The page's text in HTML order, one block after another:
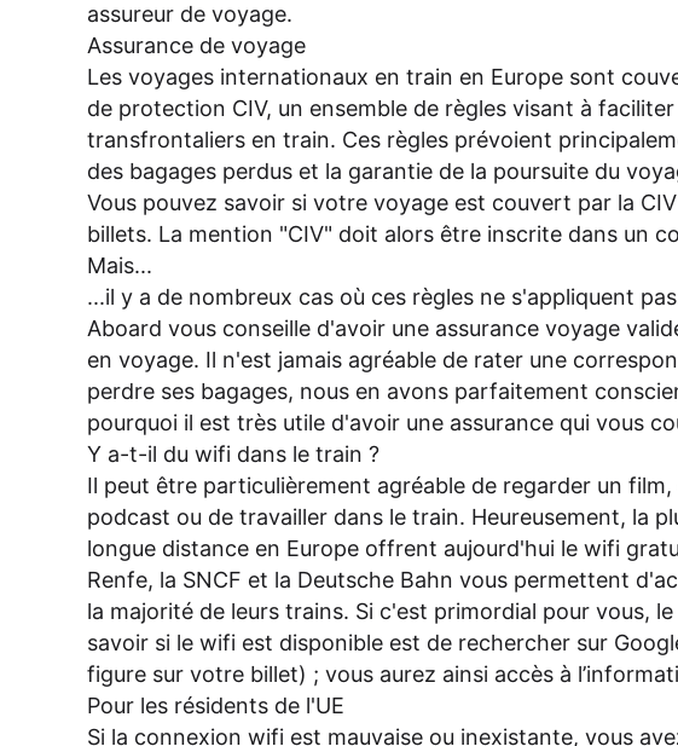
assureur de voyage.
Assurance de voyage
Les voyages internationaux en train en Europe sont
de protection CIV, un ensemble de règles visant à
transfrontaliers en train. Ces règles prévoient
des bagages perdus et la garantie de la poursuite du
Vous pouvez savoir si votre voyage est couvert par la
billets. La mention "CIV" doit alors être inscrite dans un
Mais...
...il y a de nombreux cas où ces règles ne s'appliquent
Aboard vous conseille d'avoir une assurance voyage
en voyage. Il n'est jamais agréable de rater une
perdre ses bagages, nous en avons parfaitement
pourquoi il est très utile d'avoir une assurance qui vous
Y a-t-il du wifi dans le train ?
Il peut être particulièrement agréable de regarder un
podcast ou de travailler dans le train. Heureusement, la
longue distance en Europe offrent aujourd'hui le wifi
Renfe, la SNCF et la Deutsche Bahn vous permettent
la majorité de leurs trains. Si c'est primordial pour vous,
savoir si le wifi est disponible est de rechercher sur
figure sur votre billet) ; vous aurez ainsi accès à
Pour les résidents de l'UE
Si la connexion wifi est mauvaise ou inexistante, vous